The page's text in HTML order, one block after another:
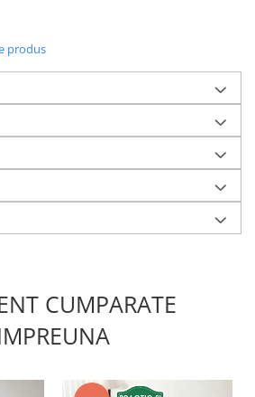
produs
CUMPARATE